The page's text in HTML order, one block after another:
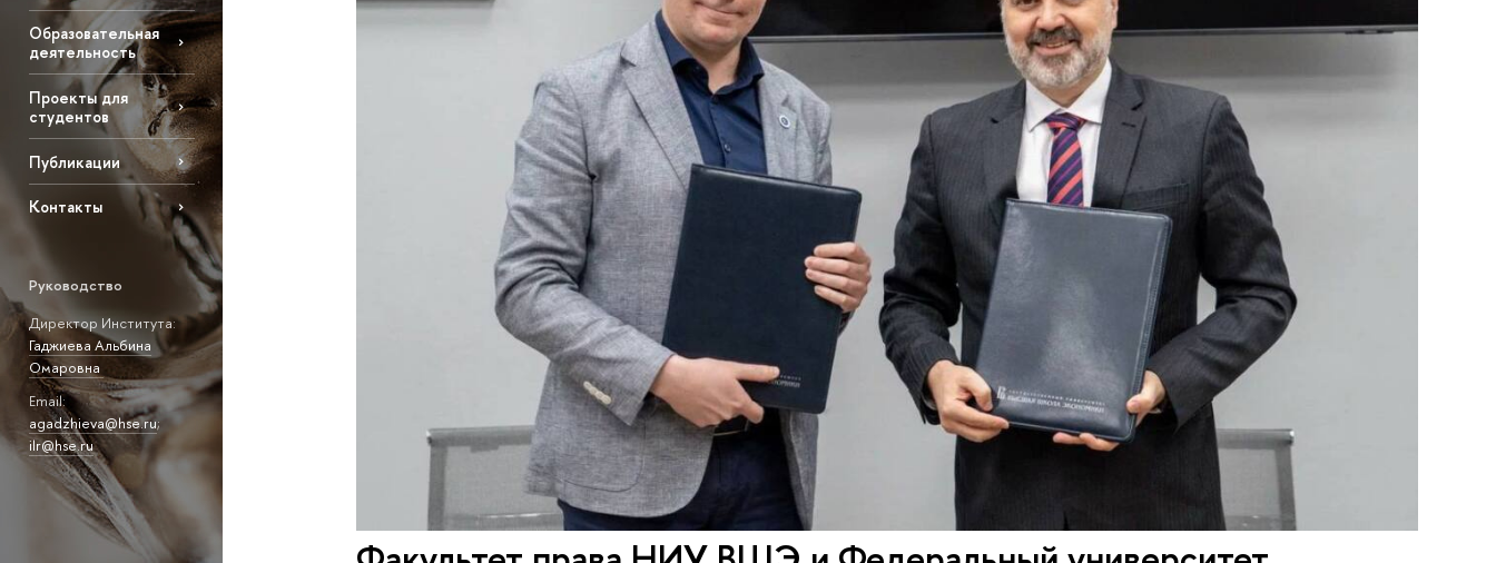
Образовательная
деятельность
Проекты для
студентов
Публикации
Контакты
Руководство
Директор Института:
Гаджиева Альбина
Омаровна
Email:
agadzhieva@hse.ru;
ilr@hse.ru